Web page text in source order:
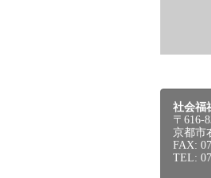
社会福
〒616-
京都市
FAX:
TEL: